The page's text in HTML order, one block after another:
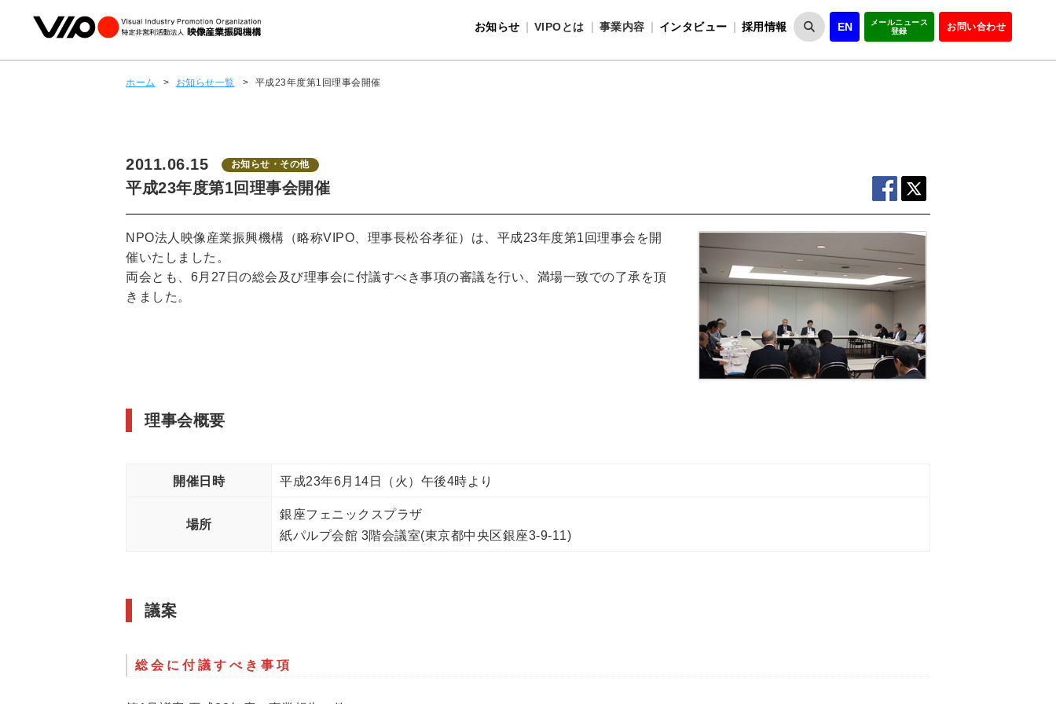
お知らせ VIPOとは
VIPOとは
事業内容
インタビュー 採用情報 EN
メールニュース
登録
お問い合わせ
ホーム > お知らせ一覧 > 平成23年度第1回理事会開催
2011.06.15 お知らせ・その他
平成23年度第1回理事会開催
NPO法人映像産業振興機構（略称VIPO、理事長松谷孝征）は、平成23年度第1回理事会を開
催いたしました。
両会とも、6月27日の総会及び理事会に付議すべき事項の審議を行い、満場一致での了承を頂
きました。
理事会概要
開催日時 平成23年6月14日（火）午後4時より
場所
銀座フェニックスプラザ
紙パルプ会館 3階会議室(東京都中央区銀座3-9-11)
議案
総会に付議すべき事項